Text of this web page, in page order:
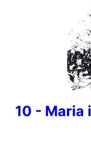
10 - Maria